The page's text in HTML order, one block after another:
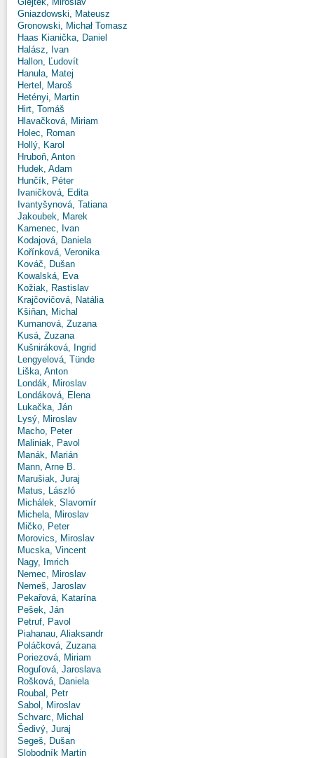
Gniazdowski, Mateusz
Gronowski, Michał Tomasz
Haas Kianička, Daniel
Halász, Ivan
Hallon, Ľudovít
Hanula, Matej
Hertel, Maroš
Hetényi, Martin
Hirt, Tomáš
Hlavačková, Miriam
Holec, Roman
Hollý, Karol
Hruboň, Anton
Hudek, Adam
Hunčík, Péter
Ivaničková, Edita
Ivantyšynová, Tatiana
Jakoubek, Marek
Kamenec, Ivan
Kodajová, Daniela
Kořínková, Veronika
Kováč, Dušan
Kowalská, Eva
Kožiak, Rastislav
Krajčovičová, Natália
Kšiňan, Michal
Kumanová, Zuzana
Kusá, Zuzana
Kušniráková, Ingrid
Lengyelová, Tünde
Liška, Anton
Londák, Miroslav
Londáková, Elena
Lukačka, Ján
Lysý, Miroslav
Macho, Peter
Maliniak, Pavol
Manák, Marián
Mann, Arne B.
Marušiak, Juraj
Matus, László
Michálek, Slavomír
Michela, Miroslav
Mičko, Peter
Morovics, Miroslav
Mucska, Vincent
Nagy, Imrich
Nemec, Miroslav
Nemeš, Jaroslav
Pekařová, Katarína
Pešek, Ján
Petruf, Pavol
Piahanau, Aliaksandr
Poláčková, Zuzana
Poriezová, Miriam
Roguľová, Jaroslava
Rošková, Daniela
Roubal, Petr
Sabol, Miroslav
Schvarc, Michal
Šedivý, Juraj
Segeš, Dušan
Slobodník Martin